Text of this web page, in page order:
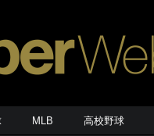
MLB 高校野球